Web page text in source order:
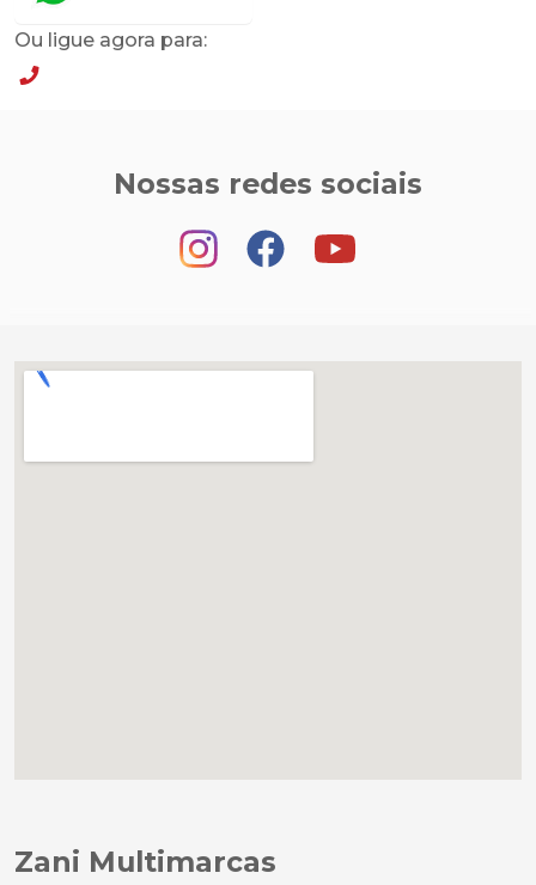
Ou ligue agora para:
Nossas redes sociais
Zani Multimarcas